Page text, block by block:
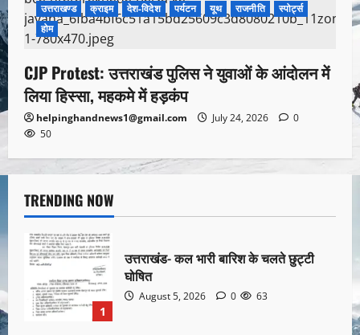
उत्तराखण्ड
क्राइम देश-विदेश पर्यटन यूथ राजनीति
स्पोर्ट्स
होम
CJP Protest: उत्तराखंड पुलिस ने युवाओं के आंदोलन में
लिया हिस्सा, महकमे में हड़कंप
helpinghandnews1@gmail.com July 24, 2026
0
50
TRENDING NOW
1
उत्तराखंड- कल भारी बारिश के चलते छुट्टी
घोषित
August 5, 2026 0 63